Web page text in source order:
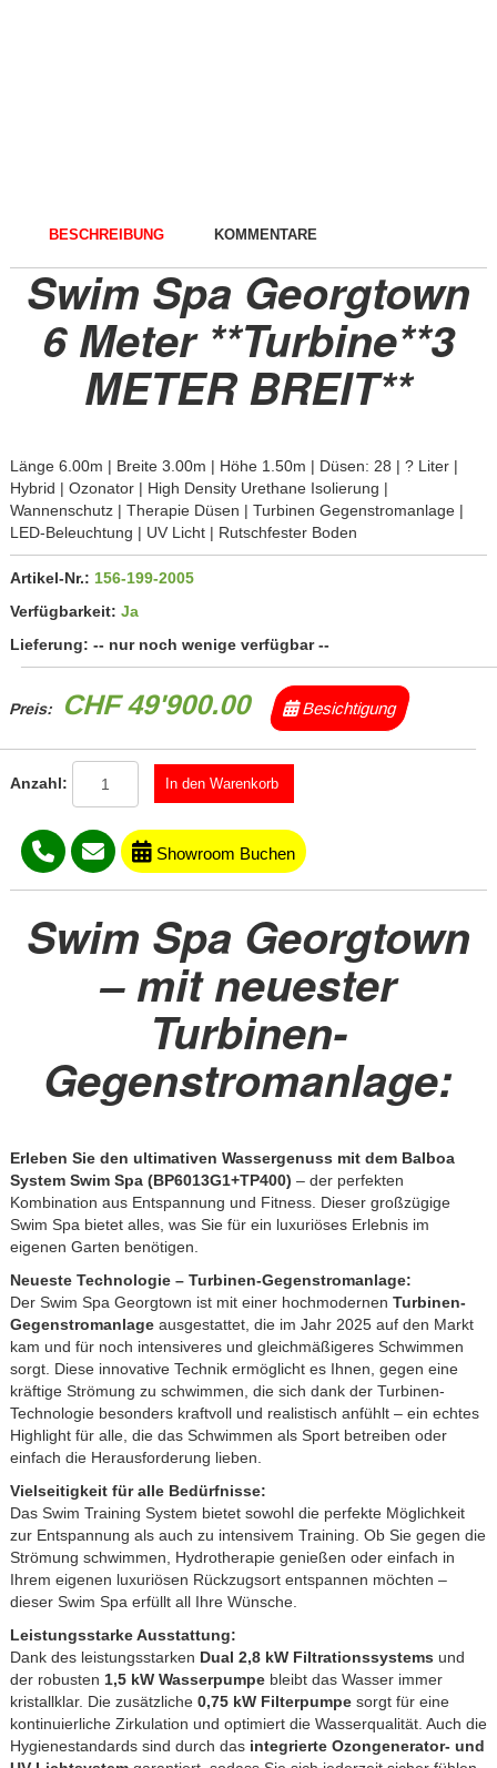
BESCHREIBUNG KOMMENTARE
Swim Spa Georgtown
6 Meter **Turbine**3
METER BREIT**
Länge 6.00m | Breite 3.00m | Höhe 1.50m | Düsen: 28 | ? Liter |
Hybrid | Ozonator | High Density Urethane Isolierung |
Wannenschutz | Therapie Düsen | Turbinen Gegenstromanlage |
LED-Beleuchtung | UV Licht | Rutschfester Boden
Artikel-Nr.: 156-199-2005
Verfügbarkeit: Ja
Lieferung: -- nur noch wenige verfügbar --
Preis: CHF 49'900.00 Besichtigung
Anzahl:
Showroom Buchen
Swim Spa Georgtown
– mit neuester
Turbinen-
Gegenstromanlage:
Erleben Sie den ultimativen Wassergenuss mit dem Balboa
System Swim Spa (BP6013G1+TP400) – der perfekten
Kombination aus Entspannung und Fitness. Dieser großzügige
Swim Spa bietet alles, was Sie für ein luxuriöses Erlebnis im
eigenen Garten benötigen.
Neueste Technologie – Turbinen-Gegenstromanlage:
Der Swim Spa Georgtown ist mit einer hochmodernen Turbinen-
Gegenstromanlageausgestattet, die im Jahr 2025 auf den Markt
kam und für noch intensiveres und gleichmäßigeres Schwimmen
sorgt. Diese innovative Technik ermöglicht es Ihnen, gegen eine
kräftige Strömung zu schwimmen, die sich dank der Turbinen-
Technologie besonders kraftvoll und realistisch anfühlt – ein echtes
Highlight für alle, die das Schwimmen als Sport betreiben oder
einfach die Herausforderung lieben.
Vielseitigkeit für alle Bedürfnisse:
Das Swim Training System bietet sowohl die perfekte Möglichkeit
zur Entspannung als auch zu intensivem Training. Ob Sie gegen die
Strömung schwimmen, Hydrotherapie genießen oder einfach in
Ihrem eigenen luxuriösen Rückzugsort entspannen möchten –
dieser Swim Spa erfüllt all Ihre Wünsche.
Leistungsstarke Ausstattung:
Dank des leistungsstarken Dual 2,8 kW Filtrationssystems und
der robusten 1,5 kW Wasserpumpebleibt das Wasser immer
kristallklar. Die zusätzliche 0,75 kW Filterpumpesorgt für eine
kontinuierliche Zirkulation und optimiert die Wasserqualität. Auch die
Hygienestandards sind durch das integrierte Ozongenerator- und